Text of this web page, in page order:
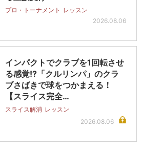
プロ・トーナメント レッスン
2026.08.06
インパクトでクラブを1回転させ
る感覚!?「クルリンパ」のクラ
ブさばきで球をつかまえる！
【スライス完全…
スライス解消 レッスン
2026.08.06